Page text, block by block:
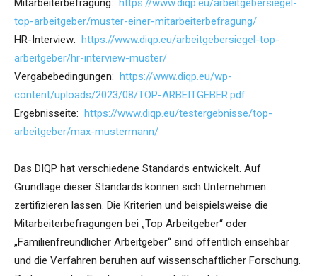
Mitarbeiterbefragung: https://www.diqp.eu/arbeitgebersiegel-
top-arbeitgeber/muster-einer-mitarbeiterbefragung/
HR-Interview: https://www.diqp.eu/arbeitgebersiegel-top-
arbeitgeber/hr-interview-muster/
Vergabebedingungen: https://www.diqp.eu/wp-
content/uploads/2023/08/TOP-ARBEITGEBER.pdf
Ergebnisseite: https://www.diqp.eu/testergebnisse/top-
arbeitgeber/max-mustermann/
Das DIQP hat verschiedene Standards entwickelt. Auf
Grundlage dieser Standards können sich Unternehmen
zertifizieren lassen. Die Kriterien und beispielsweise die
Mitarbeiterbefragungen bei „Top Arbeitgeber“ oder
„Familienfreundlicher Arbeitgeber“ sind öffentlich einsehbar
und die Verfahren beruhen auf wissenschaftlicher Forschung.